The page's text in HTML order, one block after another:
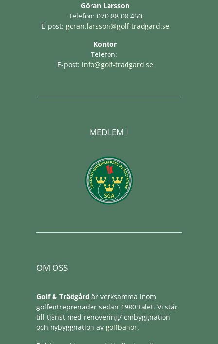
Göran Larsson
Telefon: 070-88 08 450
E-post: goran.larsson@golf-tradgard.se
Kontor
Telefon:
E-post: info@golf-tradgard.se
MEDLEM I
OM OSS
Golf & Trädgård är verksamma inom
golfentreprenader sedan 1980-talet. Vi står
till tjänst med renovering/ ombyggnation
och nybyggnation av golfbanor.